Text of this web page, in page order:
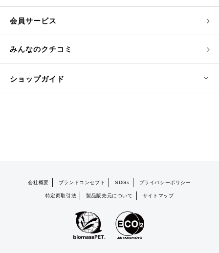
会員サービス
みんなのクチコミ
ショップガイド
会社概要 ブランドコンセプト SDGs プライバシーポリシー
特定商取引法 製品販売元について サイトマップ